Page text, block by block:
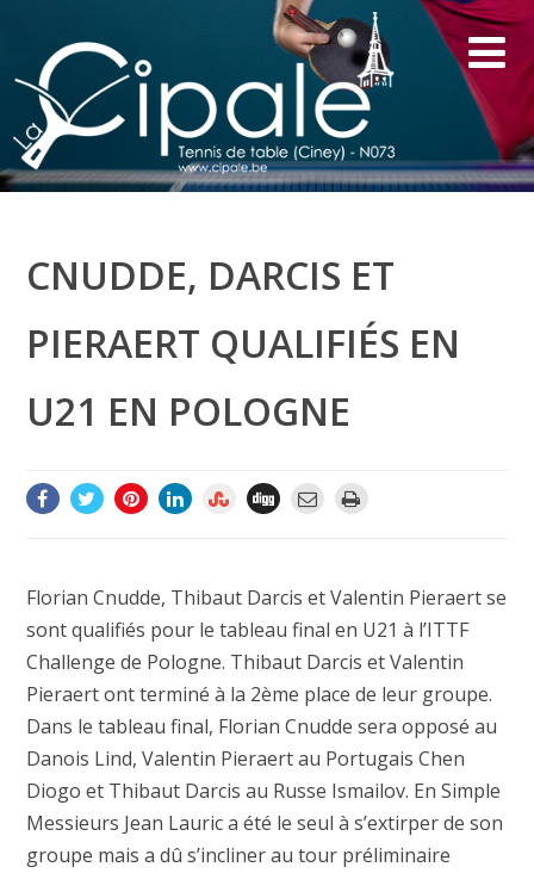
CNUDDE, DARCIS ET
PIERAERT QUALIFIÉS EN
U21 EN POLOGNE
Florian Cnudde, Thibaut Darcis et Valentin Pieraert se
sont qualifiés pour le tableau final en U21 à l’ITTF
Challenge de Pologne. Thibaut Darcis et Valentin
Pieraert ont terminé à la 2ème place de leur groupe.
Dans le tableau final, Florian Cnudde sera opposé au
Danois Lind, Valentin Pieraert au Portugais Chen
Diogo et Thibaut Darcis au Russe Ismailov. En Simple
Messieurs Jean Lauric a été le seul à s’extirper de son
groupe mais a dû s’incliner au tour préliminaire